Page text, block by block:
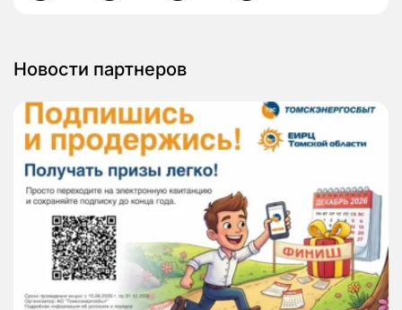
Новости партнеров